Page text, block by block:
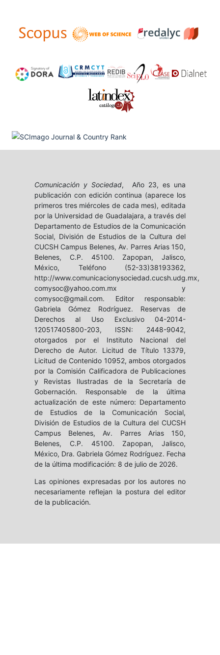
Comunicación y Sociedad, Año 23, es una
publicación con edición continua (aparece los
primeros tres miércoles de cada mes), editada
por la Universidad de Guadalajara, a través del
Departamento de Estudios de la Comunicación
Social, División de Estudios de la Cultura del
CUCSH Campus Belenes, Av. Parres Arias 150,
Belenes, C.P. 45100. Zapopan, Jalisco,
México, Teléfono (52-33)38193362,
http://www.comunicacionysociedad.cucsh.udg.mx,
comysoc@yahoo.com.mx y
comysoc@gmail.com. Editor responsable:
Gabriela Gómez Rodríguez. Reservas de
Derechos al Uso Exclusivo 04-2014-
120517405800-203, ISSN: 2448-9042,
otorgados por el Instituto Nacional del
Derecho de Autor. Licitud de Título 13379,
Licitud de Contenido 10952, ambos otorgados
por la Comisión Calificadora de Publicaciones
y Revistas Ilustradas de la Secretaría de
Gobernación. Responsable de la última
actualización de este número: Departamento
de Estudios de la Comunicación Social,
División de Estudios de la Cultura del CUCSH
Campus Belenes, Av. Parres Arias 150,
Belenes, C.P. 45100. Zapopan, Jalisco,
México, Dra. Gabriela Gómez Rodríguez. Fecha
de la última modificación: 8 de julio de 2026.
Las opiniones expresadas por los autores no
necesariamente reflejan la postura del editor
de la publicación.